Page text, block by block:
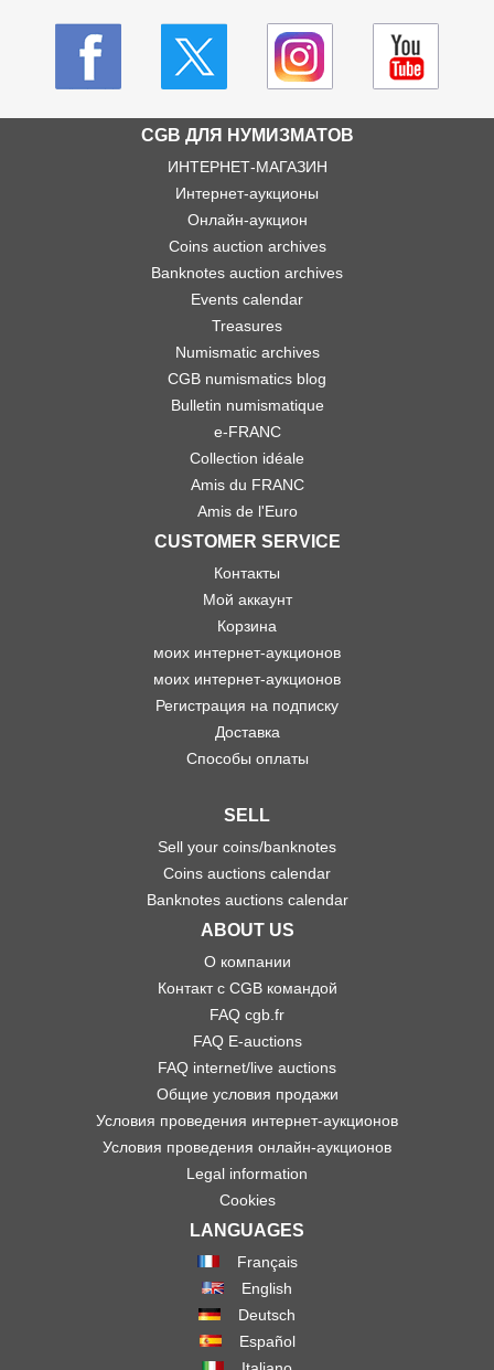
CGB ДЛЯ НУМИЗМАТОВ
ИНТЕРНЕТ-МАГАЗИН
Интернет-аукционы
Онлайн-аукцион
Coins auction archives
Banknotes auction archives
Events calendar
Treasures
Numismatic archives
CGB numismatics blog
Bulletin numismatique
e-FRANC
Collection idéale
Amis du FRANC
Amis de l'Euro
CUSTOMER SERVICE
Контакты
Мой аккаунт
Корзина
моих интернет-аукционов
моих интернет-аукционов
Регистрация на подписку
Доставка
Способы оплаты
SELL
Sell your coins/banknotes
Coins auctions calendar
Banknotes auctions calendar
ABOUT US
О компании
Контакт с CGB командой
FAQ cgb.fr
FAQ E-auctions
FAQ internet/live auctions
Общие условия продажи
Условия проведения интернет-аукционов
Условия проведения онлайн-аукционов
Legal information
Cookies
LANGUAGES
Français
English
Deutsch
Español